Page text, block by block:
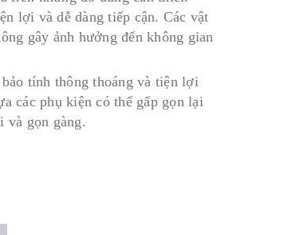
lợi và dễ dàng tiếp cận. Các vật
gây ảnh hưởng đến không gian
tính thông thoáng và tiện lợi
các phụ kiện có thể gấp gọn lại
và gọn gàng.